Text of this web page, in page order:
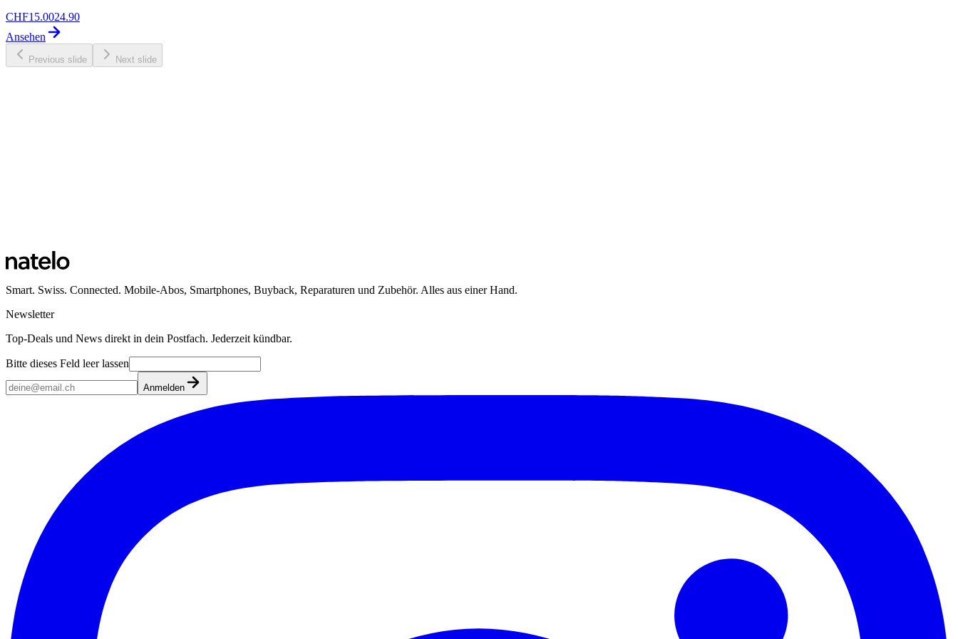
CHF15.0024.90
Ansehen
Previous slide Next slide
Smart. Swiss. Connected. Mobile-Abos, Smartphones, Buyback, Reparaturen und Zubehör. Alles aus einer Hand.
Newsletter
Top-Deals und News direkt in dein Postfach. Jederzeit kündbar.
Bitte dieses Feld leer lassen
Anmelden